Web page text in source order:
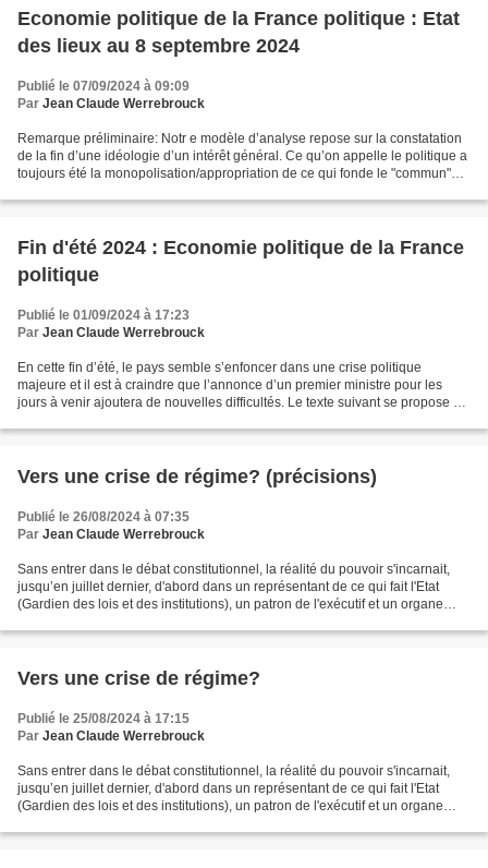
Economie politique de la France politique : Etat
des lieux au 8 septembre 2024
Publié le 07/09/2024 à 09:09
Par Jean Claude Werrebrouck
Remarque préliminaire: Notr e modèle d’analyse repose sur la constatation
de la fin d’une idéologie d’un intérêt général. Ce qu’on appelle le politique a
toujours été la monopolisation/appropriation de ce qui fonde le "commun"
Fin d'été 2024 : Economie politique de la France
politique
Publié le 01/09/2024 à 17:23
Par Jean Claude Werrebrouck
En cette fin d’été, le pays semble s’enfoncer dans une crise politique
majeure et il est à craindre que l’annonce d’un premier ministre pour les
jours à venir ajoutera de nouvelles difficultés. Le texte suivant se propose de
Vers une crise de régime? (précisions)
Publié le 26/08/2024 à 07:35
Par Jean Claude Werrebrouck
Sans entrer dans le débat constitutionnel, la réalité du pouvoir s'incarnait,
jusqu’en juillet dernier, d'abord dans un représentant de ce qui fait l'Etat
(Gardien des lois et des institutions), un patron de l'exécutif et un organe
Vers une crise de régime?
Publié le 25/08/2024 à 17:15
Par Jean Claude Werrebrouck
Sans entrer dans le débat constitutionnel, la réalité du pouvoir s'incarnait,
jusqu’en juillet dernier, d'abord dans un représentant de ce qui fait l'Etat
(Gardien des lois et des institutions), un patron de l'exécutif et un organe